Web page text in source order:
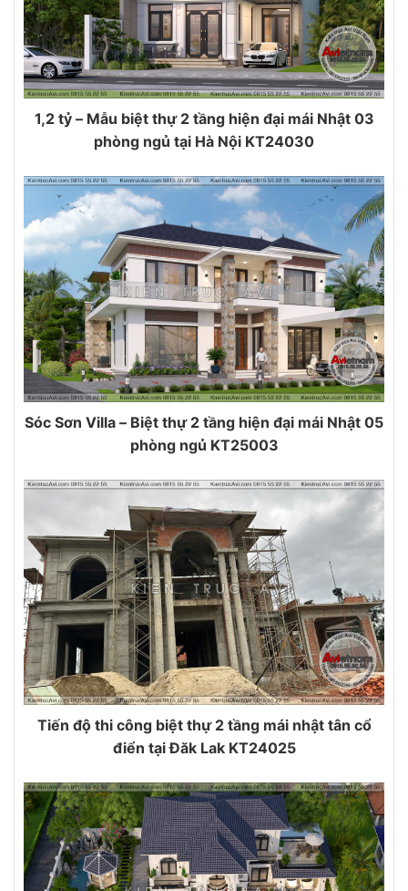
1,2 tỷ – Mẫu biệt thự 2 tầng hiện đại mái Nhật 03
phòng ngủ tại Hà Nội KT24030
Sóc Sơn Villa – Biệt thự 2 tầng hiện đại mái Nhật 05
phòng ngủ KT25003
Tiến độ thi công biệt thự 2 tầng mái nhật tân cổ
điển tại Đăk Lak KT24025